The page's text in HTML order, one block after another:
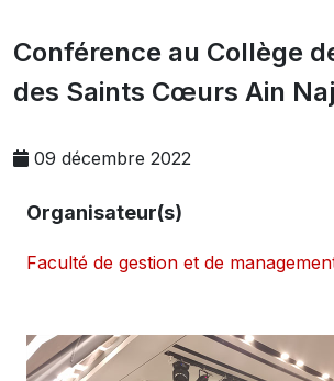
Conférence au Collège
des Saints Cœurs Ain
09 décembre 2022
Organisateur(s)
Faculté de gestion et de